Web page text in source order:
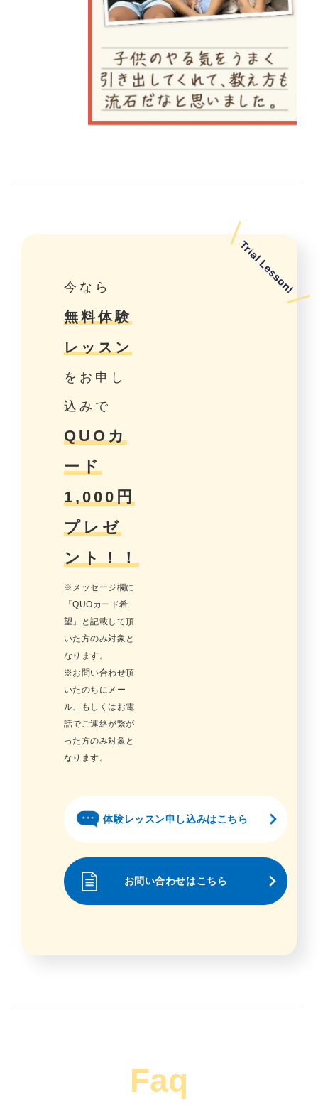
今なら
無料体験
レッスン
をお申し
込みで
QUOカ
ード
1,000円
プレゼ
ント！！
※メッセージ欄に
「QUOカード希
望」と記載して頂
いた方のみ対象と
なります。
※お問い合わせ頂
いたのちにメー
ル、もしくはお電
話でご連絡が繋が
った方のみ対象と
なります。
体験レッスン申し込みはこちら
お問い合わせはこちら
Faq